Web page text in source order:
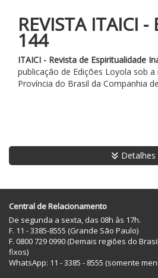
REVISTA ITAICI -
144
ITAICI - Revista de Espiritualidade
publicação de Edições Loyola sob
Província do Brasil da Companhia
Detalhes
Central de Relacionamento
De segunda a sexta, das 08h às 17h.
F. 11 - 3385-8555 (Grande São Paulo)
F. 0800 729 0990 (Demais regiões do
fixos)
WhatsApp: 11 - 3385 - 8555 (somente